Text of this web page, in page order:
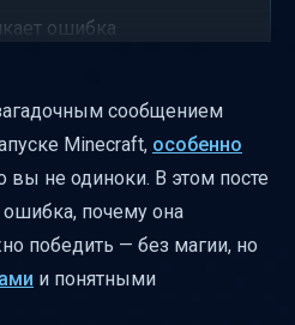
ошибка
ошибка — взгляд
ошибку
и решения
данные
сообщением
Minecraft, особенно
вы не одиноки. В этом посте
почему она
победить — без магии, но
и понятными